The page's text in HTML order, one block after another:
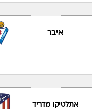
אייבר
אתלטיקו מדריד